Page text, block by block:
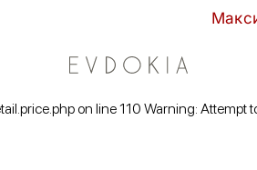
Максимальные
on line 110 Warning: